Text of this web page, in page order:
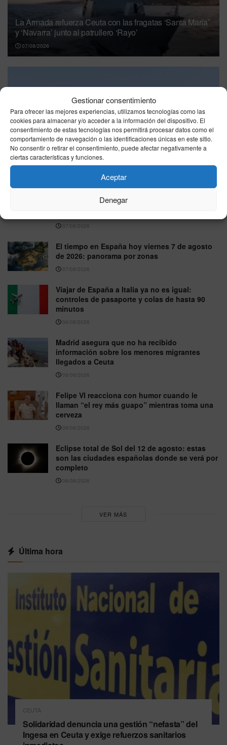
Gestionar consentimiento
Para ofrecer las mejores experiencias, utilizamos tecnologías como las
cookies para almacenar y/o acceder a la información del dispositivo. El
consentimiento de estas tecnologías nos permitirá procesar datos como el
comportamiento de navegación o las identificaciones únicas en este sitio.
No consentir o retirar el consentimiento, puede afectar negativamente a
ciertas características y funciones.
Aceptar
Denegar
La Armada refuerza Ceuta con las fragatas ‘Santa María’
y ‘Navarra’ junto al patrullero ‘Rayo’
07/08/2026
Las ayudas por viviendas destruidas en los incendios
llegan hasta 15.120 euros y exigen que sea la residencia
habitual
grados en el sur mientras el norte esquiva el
07/08/2026
El tiempo en España hoy viernes 7 de agosto
de 2026: panorama por zonas
07/08/2026
Viajar de España a Italia ya no es igual:
controles de pasaporte y colas de hasta 90
minutos
06/08/2026
Madrid asegura que no ha recibido
información sobre los menores migrantes
llegados a Ceuta
06/08/2026
Felipe VI reacciona con humor cuando le
llaman “el rey más guapo” mientras toma una
cerveza
06/08/2026
Eclipse total de Sol del 12 de agosto: estas
son las ciudades españolas donde se verá por
completo
06/08/2026
VER MÁS
Última hora
CEUTA
Solidaridad denuncia una gestión “nefasta” del
Ingesa en Ceuta y exige refuerzos sanitarios